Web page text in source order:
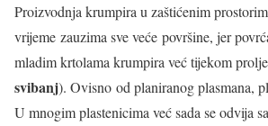
Proizvodnja krumpira u zaštićenim
vrijeme zauzima sve veće površine, jer
mladim krtolama krumpira već tijekom
svibanj). Ovisno od planiranog plasmana,
U mnogim plastenicima već sada se odvija